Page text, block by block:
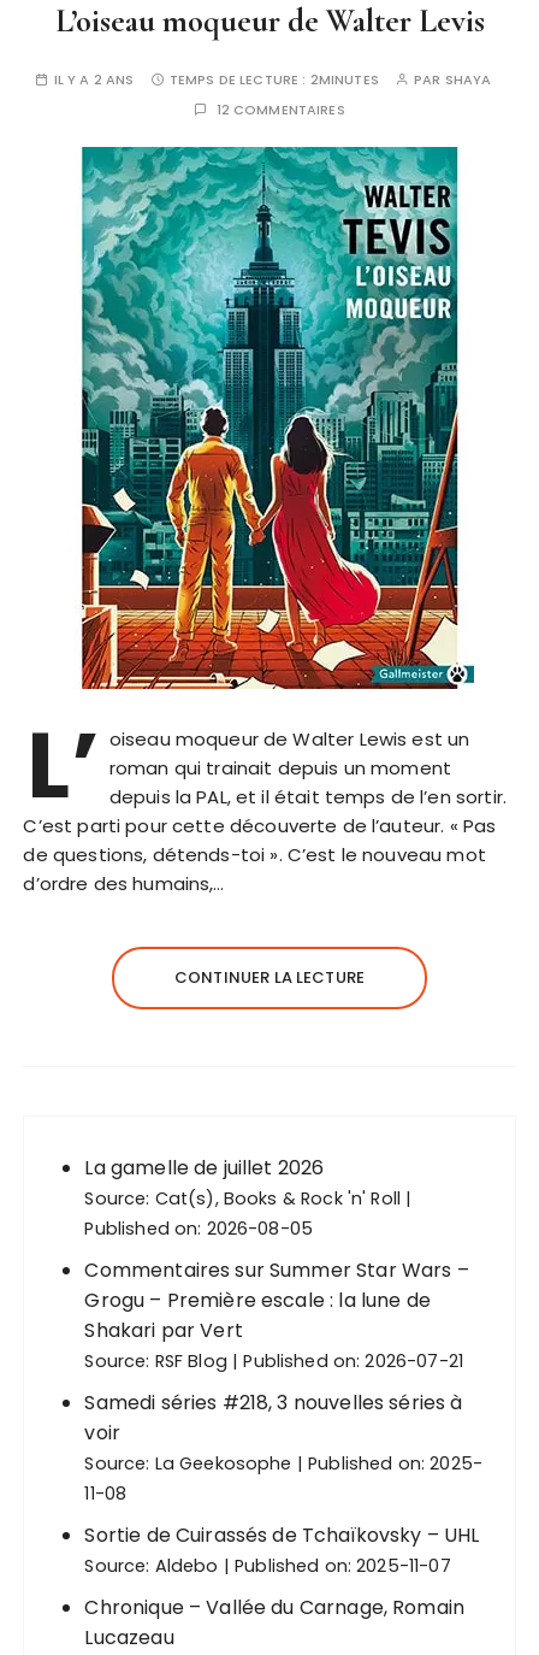
L’oiseau moqueur de Walter Levis
IL Y A 2 ANS TEMPS DE LECTURE : 2MINUTES PAR SHAYA
12 COMMENTAIRES
L’ oiseau moqueur de Walter Lewis est un
roman qui trainait depuis un moment
depuis la PAL, et il était temps de l’en sortir.
C’est parti pour cette découverte de l’auteur. « Pas
de questions, détends-toi ». C’est le nouveau mot
d’ordre des humains,…
CONTINUER LA LECTURE
La gamelle de juillet 2026
Source: Cat(s), Books & Rock 'n' Roll
Published on: 2026-08-05
Commentaires sur Summer Star Wars –
Grogu – Première escale : la lune de
Shakari par Vert
Source: RSF Blog Published on: 2026-07-21
Samedi séries #218, 3 nouvelles séries à
voir
Source: La Geekosophe
Published on: 2025-
11-08
Sortie de Cuirassés de Tchaïkovsky – UHL
Source: Aldebo Published on: 2025-11-07
Chronique – Vallée du Carnage, Romain
Lucazeau